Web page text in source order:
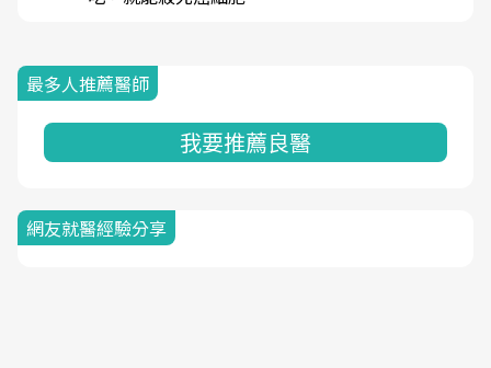
最多人推薦醫師
我要推薦良醫
網友就醫經驗分享